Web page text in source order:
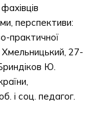
перспективи:
практичної
27-
Ю.
і соц. педагог.